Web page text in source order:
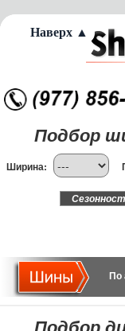
Подбор
Ширина:
По
Наверх ▲